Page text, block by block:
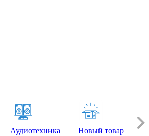
Аудиотехника Новый товар